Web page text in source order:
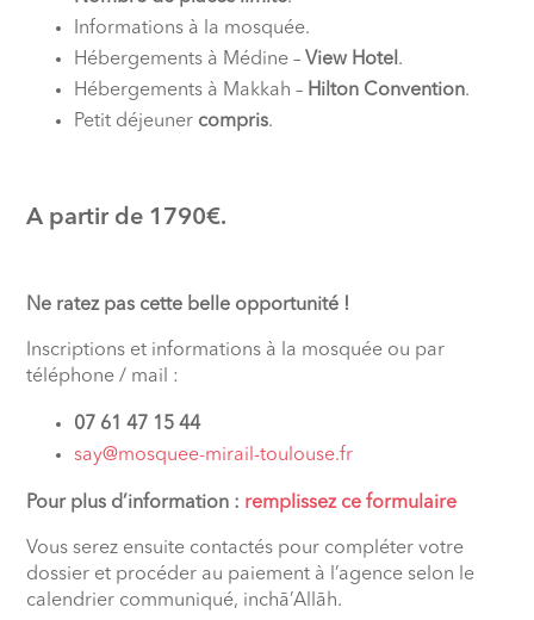
Informations à la mosquée.
Hébergements à Médine –View Hotel .
Hébergements à Makkah – Hilton Convention.
Petit déjeuner compris.
A partir de 1790€.
Ne ratez pas cette belle opportunité !
Inscriptions et informations à la mosquée ou par
téléphone / mail :
07 61 47 15 44
say@mosquee-mirail-toulouse.fr
Pour plus d’information : remplissez ce formulaire
Vous serez ensuite contactés pour compléter votre
dossier et procéder au paiement à l’agence selon le
calendrier communiqué, inchā’Allāh.